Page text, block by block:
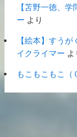
【苫野一徳、学
ー より
【絵本】すう
イクライマー よ
もこもこもこ（